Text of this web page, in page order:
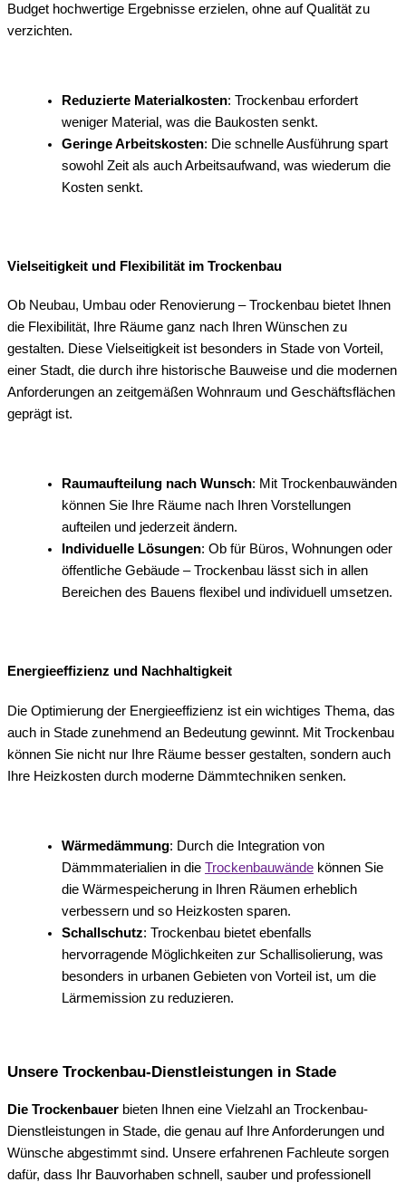
Budget hochwertige Ergebnisse erzielen, ohne auf Qualität zu
verzichten.
Reduzierte Materialkosten: Trockenbau erfordert
weniger Material, was die Baukosten senkt.
Geringe Arbeitskosten: Die schnelle Ausführung spart
sowohl Zeit als auch Arbeitsaufwand, was wiederum die
Kosten senkt.
Vielseitigkeit und Flexibilität im Trockenbau
Ob Neubau, Umbau oder Renovierung – Trockenbau bietet Ihnen
die Flexibilität, Ihre Räume ganz nach Ihren Wünschen zu
gestalten. Diese Vielseitigkeit ist besonders in Stade von Vorteil,
einer Stadt, die durch ihre historische Bauweise und die modernen
Anforderungen an zeitgemäßen Wohnraum und Geschäftsflächen
geprägt ist.
Raumaufteilung nach Wunsch: Mit Trockenbauwänden
können Sie Ihre Räume nach Ihren Vorstellungen
aufteilen und jederzeit ändern.
Individuelle Lösungen: Ob für Büros, Wohnungen oder
öffentliche Gebäude – Trockenbau lässt sich in allen
Bereichen des Bauens flexibel und individuell umsetzen.
Energieeffizienz und Nachhaltigkeit
Die Optimierung der Energieeffizienz ist ein wichtiges Thema, das
auch in Stade zunehmend an Bedeutung gewinnt. Mit Trockenbau
können Sie nicht nur Ihre Räume besser gestalten, sondern auch
Ihre Heizkosten durch moderne Dämmtechniken senken.
Wärmedämmung: Durch die Integration von
Dämmmaterialien in die Trockenbauwände können Sie
die Wärmespeicherung in Ihren Räumen erheblich
verbessern und so Heizkosten sparen.
Schallschutz: Trockenbau bietet ebenfalls
hervorragende Möglichkeiten zur Schallisolierung, was
besonders in urbanen Gebieten von Vorteil ist, um die
Lärmemission zu reduzieren.
Unsere Trockenbau-Dienstleistungen in Stade
Die Trockenbauer bieten Ihnen eine Vielzahl an Trockenbau-
Dienstleistungen in Stade, die genau auf Ihre Anforderungen und
Wünsche abgestimmt sind. Unsere erfahrenen Fachleute sorgen
dafür, dass Ihr Bauvorhaben schnell, sauber und professionell